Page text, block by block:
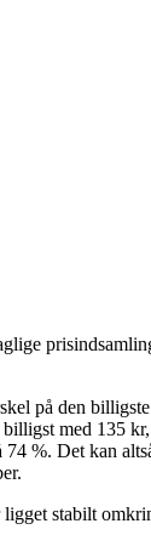
på den
med 135
%. Det kan
stabilt